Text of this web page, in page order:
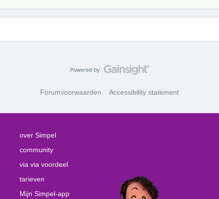
Forumvoorwaarden Accessibility statement
over Simpel
community
via via voordeel
tarieven
Mijn Simpel-app